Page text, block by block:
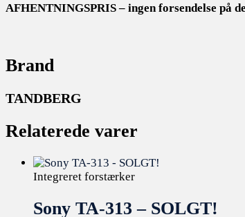
AFHENTNINGSPRIS – ingen forsendelse på
Brand
TANDBERG
Relaterede varer
Integreret forstærker
Sony TA-313 – SOLGT!